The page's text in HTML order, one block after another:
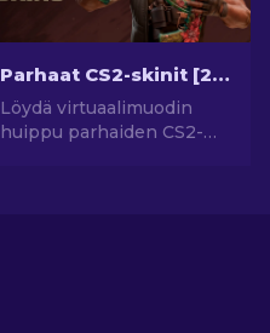
Parhaat CS2-skinit [2026]
Löydä virtuaalimuodin
huippu parhaiden CS2-